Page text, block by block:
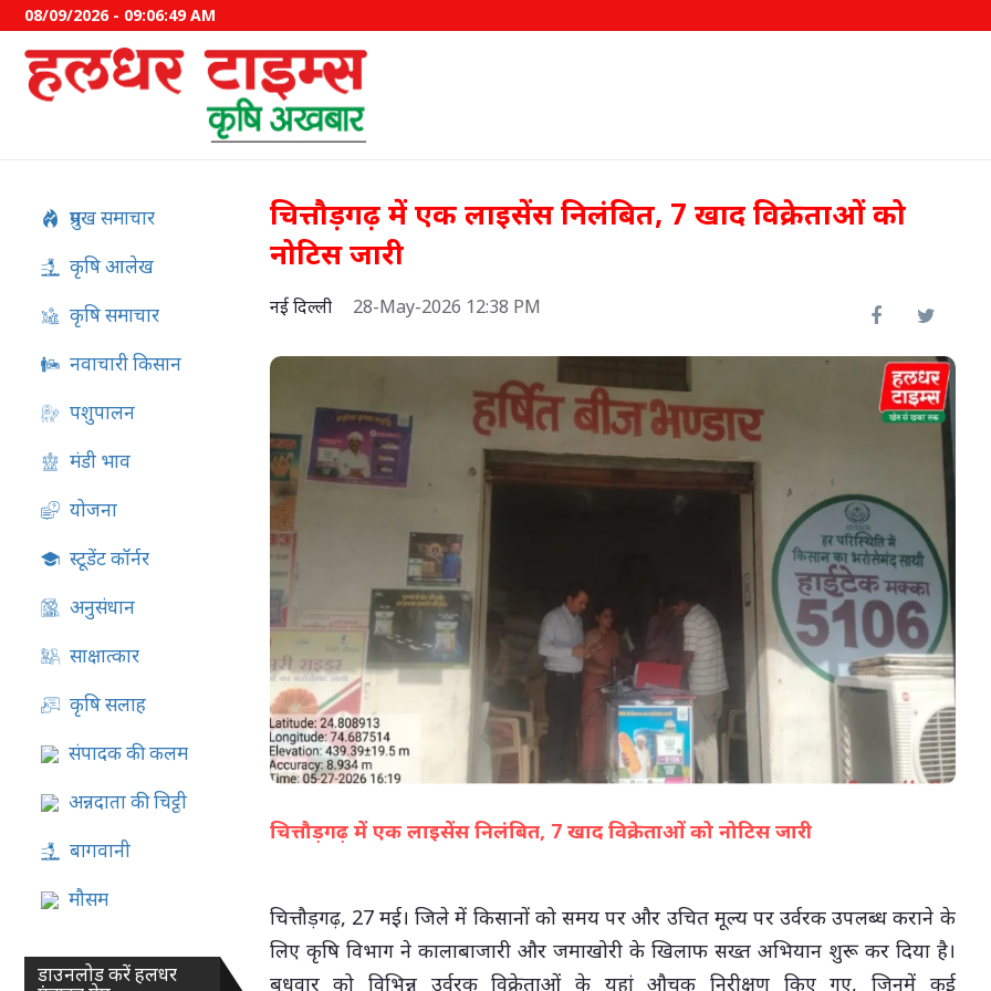
08/09/2026 - 09:06:50 AM
प्रमुख समाचार
कृषि आलेख
कृषि समाचार
नवाचारी किसान
पशुपालन
मंडी भाव
योजना
स्टूडेंट कॉर्नर
अनुसंधान
साक्षात्कार
कृषि सलाह
संपादक की कलम
अन्नदाता की चिट्ठी
बागवानी
मौसम
डाउनलोड करें हलधर
चित्तौड़गढ़ में एक लाइसेंस निलंबित, 7 खाद विक्रेताओं को
नोटिस जारी
नई दिल्ली 28-May-2026 12:38 PM
चित्तौड़गढ़ में एक लाइसेंस निलंबित, 7 खाद विक्रेताओं को नोटिस जारी
चित्तौड़गढ़, 27 मई। जिले में किसानों को समय पर और उचित मूल्य पर उर्वरक उपलब्ध कराने के
लिए कृषि विभाग ने कालाबाजारी और जमाखोरी के खिलाफ सख्त अभियान शुरू कर दिया है।
बुधवार को विभिन्न उर्वरक विक्रेताओं के यहां औचक निरीक्षण किए गए, जिनमें कई
अफ्रीकी स्वाइन फीवर का स्वदेशी टीका
विकसित
07-Aug-2026 05:13 PM
इफको-एमसी ने बाजार उतारे दो नए
उत्पाद
07-Aug-2026 05:02 PM